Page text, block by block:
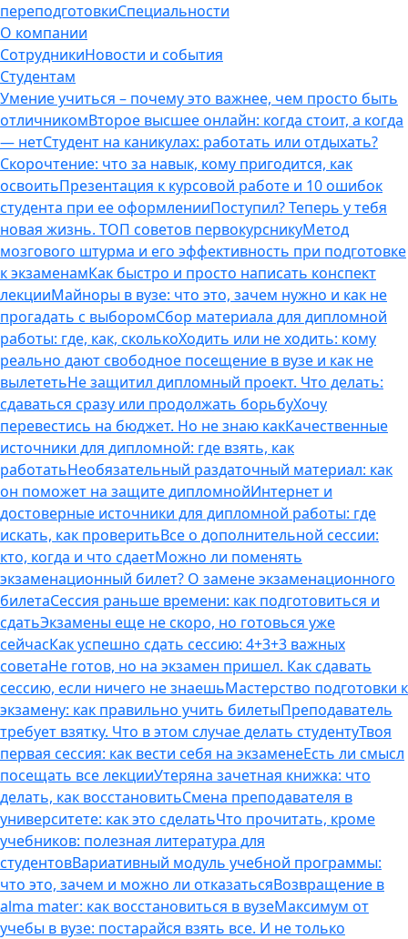
переподготовкиСпециальности
О компании
СотрудникиНовости и события
Студентам
Умение учиться – почему это важнее, чем просто быть
отличникомВторое высшее онлайн: когда стоит, а когда
— нетСтудент на каникулах: работать или отдыхать?
Скорочтение: что за навык, кому пригодится, как
освоитьПрезентация к курсовой работе и 10 ошибок
студента при ее оформленииПоступил? Теперь у тебя
новая жизнь. ТОП советов первокурсникуМетод
мозгового штурма и его эффективность при подготовке
к экзаменамКак быстро и просто написать конспект
лекцииМайноры в вузе: что это, зачем нужно и как не
прогадать с выборомСбор материала для дипломной
работы: где, как, сколькоХодить или не ходить: кому
реально дают свободное посещение в вузе и как не
вылететьНе защитил дипломный проект. Что делать:
сдаваться сразу или продолжать борьбуХочу
перевестись на бюджет. Но не знаю какКачественные
источники для дипломной: где взять, как
работатьНеобязательный раздаточный материал: как
он поможет на защите дипломнойИнтернет и
достоверные источники для дипломной работы: где
искать, как проверитьВсе о дополнительной сессии:
кто, когда и что сдаетМожно ли поменять
экзаменационный билет? О замене экзаменационного
билетаСессия раньше времени: как подготовиться и
сдатьЭкзамены еще не скоро, но готовься уже
сейчасКак успешно сдать сессию: 4+3+3 важных
советаНе готов, но на экзамен пришел. Как сдавать
сессию, если ничего не знаешьМастерство подготовки к
экзамену: как правильно учить билетыПреподаватель
требует взятку. Что в этом случае делать студентуТвоя
первая сессия: как вести себя на экзаменеЕсть ли смысл
посещать все лекцииУтеряна зачетная книжка: что
делать, как восстановитьСмена преподавателя в
университете: как это сделатьЧто прочитать, кроме
учебников: полезная литература для
студентовВариативный модуль учебной программы:
что это, зачем и можно ли отказатьсяВозвращение в
alma mater: как восстановиться в вузеМаксимум от
учебы в вузе: постарайся взять все. И не только